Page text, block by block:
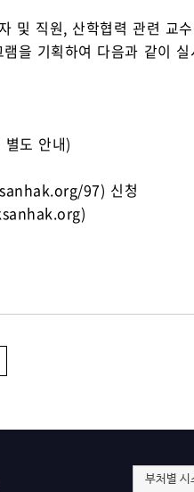
및 직원, 산학협력 관련 교
을 기획하여 다음과 같이
도 안내)
97) 신청
부처별 시